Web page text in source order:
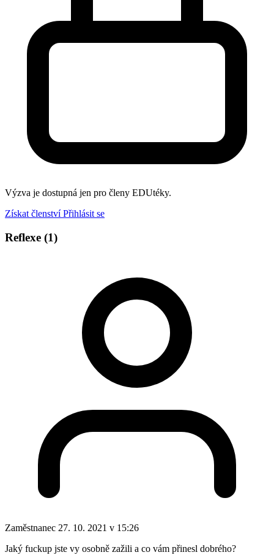
Výzva je dostupná jen pro členy EDUtéky.
Získat členstvíPřihlásit se
Reflexe (1)
Zaměstnanec 27. 10. 2021 v 15:26
Jaký fuckup jste vy osobně zažili a co vám přinesl dobrého?